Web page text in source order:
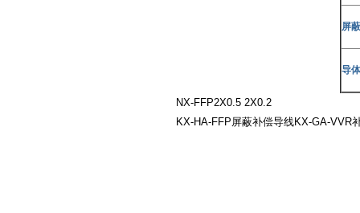
屏
导
NX-FFP2X0.5 2X0.2
KX-HA-FFP屏蔽补偿导线KX-GA-VVR